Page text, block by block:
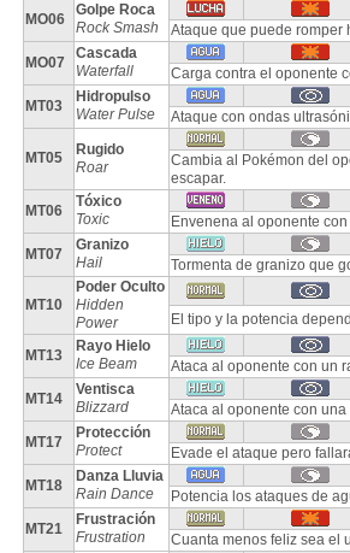
MO06
Golpe Roca
Rock Smash
Ataque que puede romper
MO07
Cascada
Waterfall
Carga contra el oponente
MT03
Hidropulso
Water Pulse
Ataque con ondas
MT05
Rugido
Roar
Cambia al Pokémon del
escapar.
MT06
Tóxico
Toxic
Envenena al oponente
MT07
Granizo
Hail
Tormenta de granizo que
MT10
Poder Oculto
Hidden
Power
El tipo y la potencia
MT13
Rayo Hielo
Ice Beam
Ataca al oponente con un
MT14
Ventisca
Blizzard
Ataca al oponente con
MT17
Protección
Protect
Evade el ataque pero
MT18
Danza Lluvia
Rain Dance
Potencia los ataques de
MT21
Frustración
Frustration
Cuanta menos feliz sea el